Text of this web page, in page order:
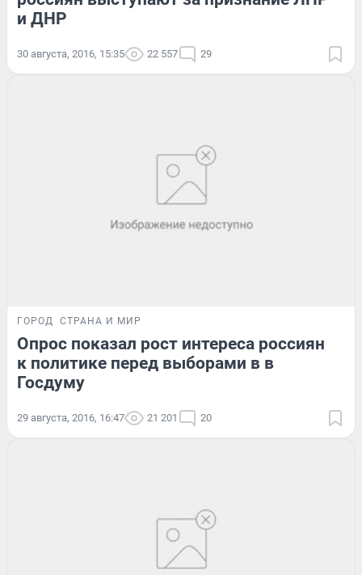
и ДНР
30 августа, 2016, 15:35 22 557 29
ГОРОД СТРАНА И МИР
Опрос показал рост интереса россиян
к политике перед выборами в в
Госдуму
29 августа, 2016, 16:47 21 201 20